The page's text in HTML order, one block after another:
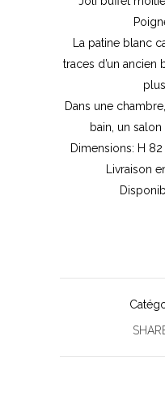
La patine blanc
traces d’un
Dans une
bain, un
Dimensions: H
Livraison